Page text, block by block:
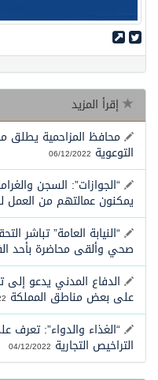
محافظ عفيف يؤدي
إقرأ المزيد
محافظ المزاحمية يطلق
التوعوية 06/12/2022
“الجوازات”: السجن
يمكنون عمالتهم من العمل
“النيابة العامة” تباشر
صحي وألقى محاضرة بأحد
الدفاع المدني يدعو
على بعض مناطق المملكة
“الغذاء والدواء”: تعرف
التراخيص التجارية 04/12/2022